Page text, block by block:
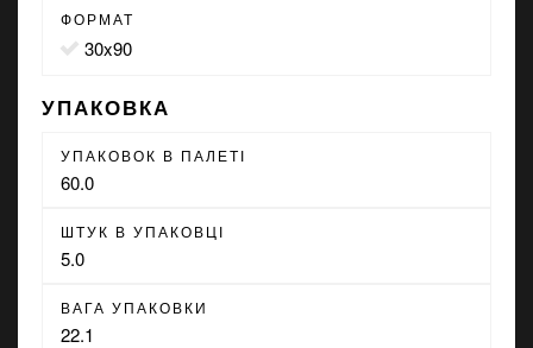
ФОРМАТ
30x90
УПАКОВКА
УПАКОВОК В ПАЛЕТІ
60.0
ШТУК В УПАКОВЦІ
5.0
ВАГА УПАКОВКИ
22.1